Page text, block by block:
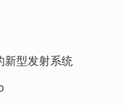
新型发射系统